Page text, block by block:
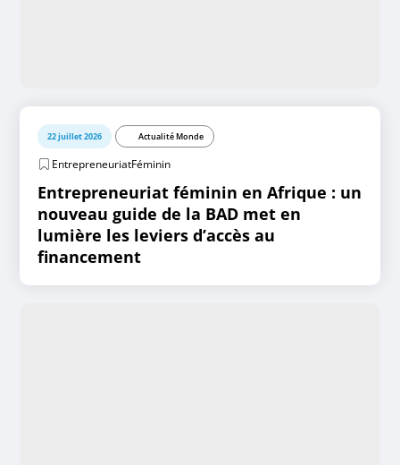
22 juillet 2026 Actualité Monde
EntrepreneuriatFéminin
Entrepreneuriat féminin en Afrique : un
nouveau guide de la BAD met en
lumière les leviers d’accès au
financement